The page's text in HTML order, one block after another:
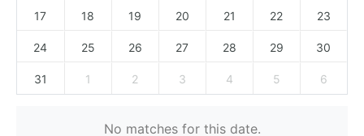
17 18 19 20 21 22 23
24 25 26 27 28 29 30
31 1 2 3 4 5 6
No matches for this date.